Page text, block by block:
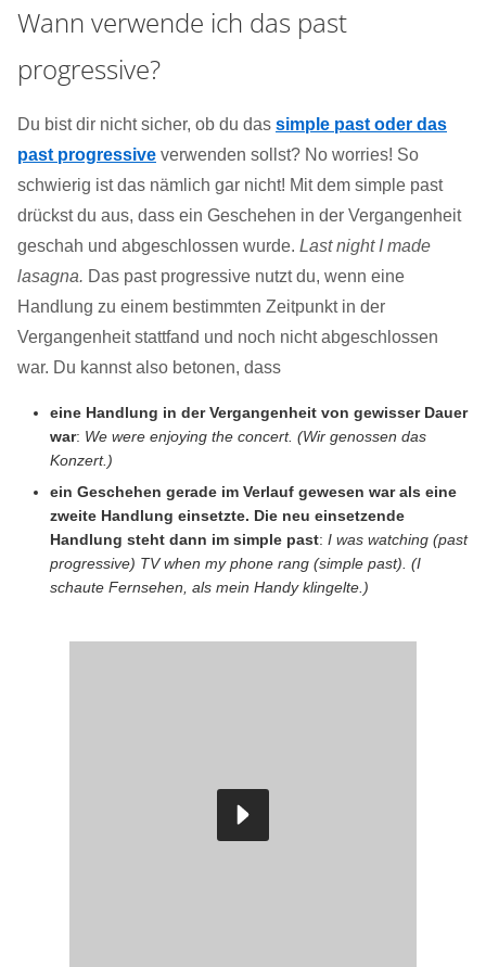
Wann verwende ich das past
progressive?
Du bist dir nicht sicher, ob du das simple past oder das
past progressive verwenden sollst? No worries! So
schwierig ist das nämlich gar nicht! Mit dem simple past
drückst du aus, dass ein Geschehen in der Vergangenheit
geschah und abgeschlossen wurde. Last night I made
lasagna. Das past progressive nutzt du, wenn eine
Handlung zu einem bestimmten Zeitpunkt in der
Vergangenheit stattfand und noch nicht abgeschlossen
war. Du kannst also betonen, dass
eine Handlung in der Vergangenheit von gewisser Dauer
war: We were enjoying the concert. (Wir genossen das
Konzert.)
ein Geschehen gerade im Verlauf gewesen war als eine
zweite Handlung einsetzte. Die neu einsetzende
Handlung steht dann im simple past: I was watching (past
progressive) TV when my phone rang (simple past). (I
schaute Fernsehen, als mein Handy klingelte.)